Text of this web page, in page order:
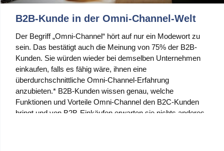
B2B-Kunde in der Omni-Channel-Welt
Der Begriff „Omni-Channel“ hört auf nur ein Modewort zu
sein. Das bestätigt auch die Meinung von 75% der B2B-
Kunden. Sie würden wieder bei demselben Unternehmen
einkaufen, falls es fähig wäre, ihnen eine
überdurchschnittliche Omni-Channel-Erfahrung
anzubieten.* B2B-Kunden wissen genau, welche
Funktionen und Vorteile Omni-Channel den B2C-Kunden
bringt und von B2B-Einkäufen erwarten sie nichts anderes.